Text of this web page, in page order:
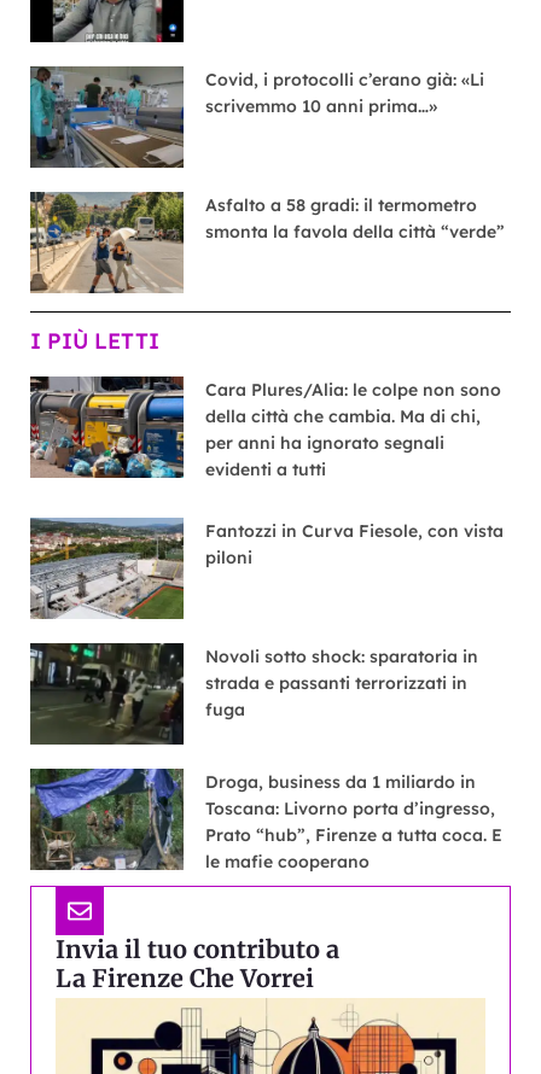
Covid, i protocolli c’erano già: «Li
scrivemmo 10 anni prima…»
Asfalto a 58 gradi: il termometro
smonta la favola della città “verde”
I PIÙ LETTI
Cara Plures/Alia: le colpe non sono
della città che cambia. Ma di chi,
per anni ha ignorato segnali
evidenti a tutti
Fantozzi in Curva Fiesole, con vista
piloni
Novoli sotto shock: sparatoria in
strada e passanti terrorizzati in
fuga
Droga, business da 1 miliardo in
Toscana: Livorno porta d’ingresso,
Prato “hub”, Firenze a tutta coca. E
le mafie cooperano
Invia il tuo contributo a
La Firenze Che Vorrei